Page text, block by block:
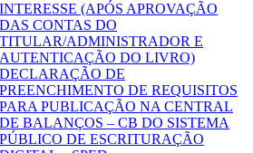
INTERESSE (APÓS APROVAÇÃO
DAS CONTAS DO
TITULAR/ADMINISTRADOR E
AUTENTICAÇÃO DO LIVRO)
DECLARAÇÃO DE
PREENCHIMENTO DE REQUISITOS
PARA PUBLICAÇÃO NA CENTRAL
DE BALANÇOS – CB DO SISTEMA
PÚBLICO DE ESCRITURAÇÃO